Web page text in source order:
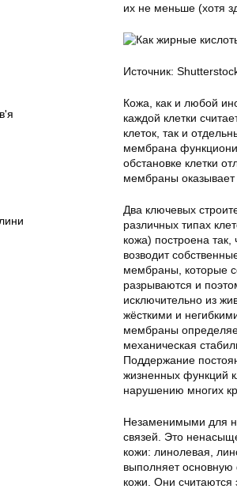
их не меньше (хотя
Источник:
Кожа, как и любой
каждой клетки
клеток, так и
мембрана
обстановке клетки
мембраны оказывает
Два ключевых
различных типах
кожа) построена так,
возводит
мембраны, которые
разрываются и
исключительно из
жёсткими и
мембраны
механическая
Поддержание
жизненных функций
нарушению многих
Незаменимыми для
связей. Это
кожи: линолевая,
выполняет основную
кожи. Они считаются